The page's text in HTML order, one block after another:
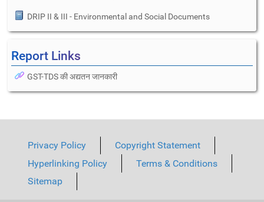
DRIP II & III - Environmental and Social Documents
Report Links
GST-TDS की अद्यतन जानकारी
Privacy Policy
Copyright Statement
Hyperlinking Policy
Terms & Conditions
Sitemap